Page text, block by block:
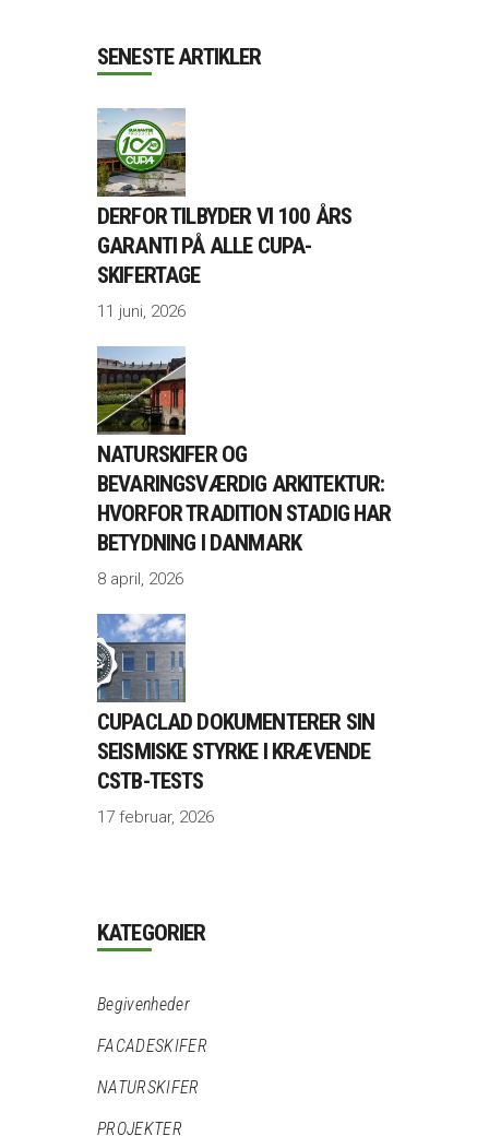
SENESTE ARTIKLER
DERFOR TILBYDER VI 100 ÅRS
GARANTI PÅ ALLE CUPA-
SKIFERTAGE
11 juni, 2026
NATURSKIFER OG
BEVARINGSVÆRDIG ARKITEKTUR:
HVORFOR TRADITION STADIG HAR
BETYDNING I DANMARK
8 april, 2026
CUPACLAD DOKUMENTERER SIN
SEISMISKE STYRKE I KRÆVENDE
CSTB-TESTS
17 februar, 2026
KATEGORIER
Begivenheder
FACADESKIFER
NATURSKIFER
PROJEKTER